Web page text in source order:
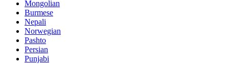
Mongolian
Burmese
Nepali
Norwegian
Pashto
Persian
Punjabi